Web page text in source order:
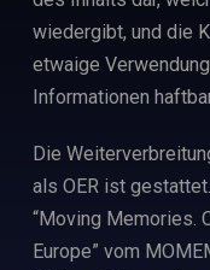
wiedergibt, und die
etwaige
Informationen
Die
als OER ist
“Moving Memories.
Europe” vom